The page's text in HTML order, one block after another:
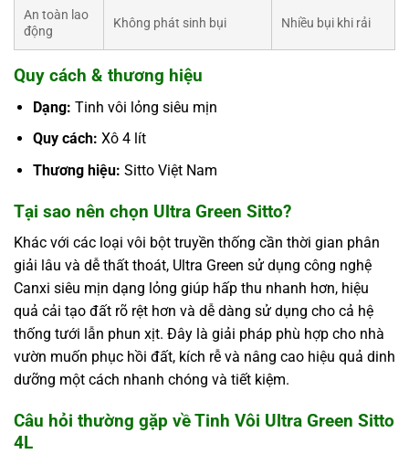
An toàn lao
động
Không phát sinh bụi Nhiều bụi khi rải
Quy cách & thương hiệu
Dạng: Tinh vôi lỏng siêu mịn
Quy cách: Xô 4 lít
Thương hiệu: Sitto Việt Nam
Tại sao nên chọn Ultra Green Sitto?
Khác với các loại vôi bột truyền thống cần thời gian phân
giải lâu và dễ thất thoát, Ultra Green sử dụng công nghệ
Canxi siêu mịn dạng lỏng giúp hấp thu nhanh hơn, hiệu
quả cải tạo đất rõ rệt hơn và dễ dàng sử dụng cho cả hệ
thống tưới lẫn phun xịt. Đây là giải pháp phù hợp cho nhà
vườn muốn phục hồi đất, kích rễ và nâng cao hiệu quả dinh
dưỡng một cách nhanh chóng và tiết kiệm.
Câu hỏi thường gặp về Tinh Vôi Ultra Green Sitto
4L